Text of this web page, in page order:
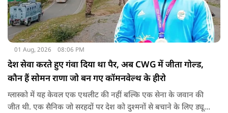
01 Aug, 2026 08:06 PM
देश सेवा करते हुए गंवा दिया था पैर, अब CWG में जीता गोल्ड,
कौन हैं सोमन राणा जो बन गए कॉमनवेल्थ के हीरो
ग्लास्को में यह केवल एक एथलीट की नहीं बल्कि एक सेना के जवान की
जीत थी. एक सैनिक जो सरहदों पर देश को दुश्मनों से बचाने के लिए ड्यूटी